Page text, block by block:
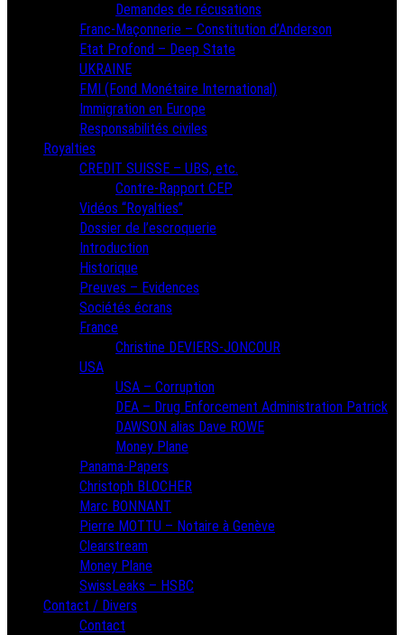
Demandes de récusations
Franc-Maçonnerie – Constitution d’Anderson
Etat Profond – Deep State
UKRAINE
FMI (Fond Monétaire International)
Immigration en Europe
Responsabilités civiles
Royalties
CREDIT SUISSE – UBS, etc.
Contre-Rapport CEP
Vidéos “Royalties”
Dossier de l’escroquerie
Introduction
Historique
Preuves – Evidences
Sociétés écrans
France
Christine DEVIERS-JONCOUR
USA
USA – Corruption
DEA – Drug Enforcement Administration Patrick
DAWSON alias Dave ROWE
Money Plane
Panama-Papers
Christoph BLOCHER
Marc BONNANT
Pierre MOTTU – Notaire à Genève
Clearstream
Money Plane
SwissLeaks – HSBC
Contact / Divers
Contact